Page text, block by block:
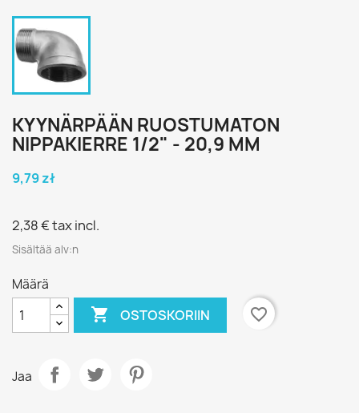
KYYNÄRPÄÄN RUOSTUMATON
NIPPAKIERRE 1/2" - 20,9 MM
9,79 zł
2,38 €tax incl.
Sisältää alv:n
Määrä
 OSTOSKORIIN favorite_border
Jaa